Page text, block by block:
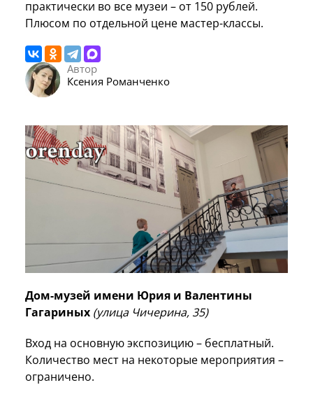
практически во все музеи – от 150 рублей.
Плюсом по отдельной цене мастер-классы.
Автор
Ксения Романченко
Дом-музей имени Юрия и Валентины
Гагариных (улица Чичерина, 35)
Вход на основную экспозицию – бесплатный.
Количество мест на некоторые мероприятия –
ограничено.